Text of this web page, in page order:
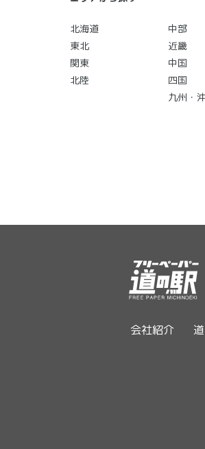
北海道
東北
関東
北陸
中部
近畿
中国
四国
九州・
会社紹介